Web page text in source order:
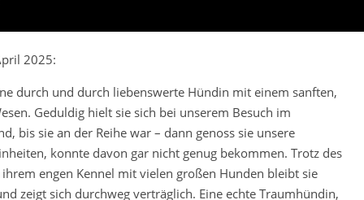
2025:
durch und durch liebenswerte Hündin mit einem sanften,
Geduldig hielt sie sich bei unserem Besuch im
bis sie an der Reihe war – dann genoss sie unsere
konnte davon gar nicht genug bekommen. Trotz des
engen Kennel mit vielen großen Hunden bleibt sie
zeigt sich durchweg verträglich. Eine echte Traumhündin,